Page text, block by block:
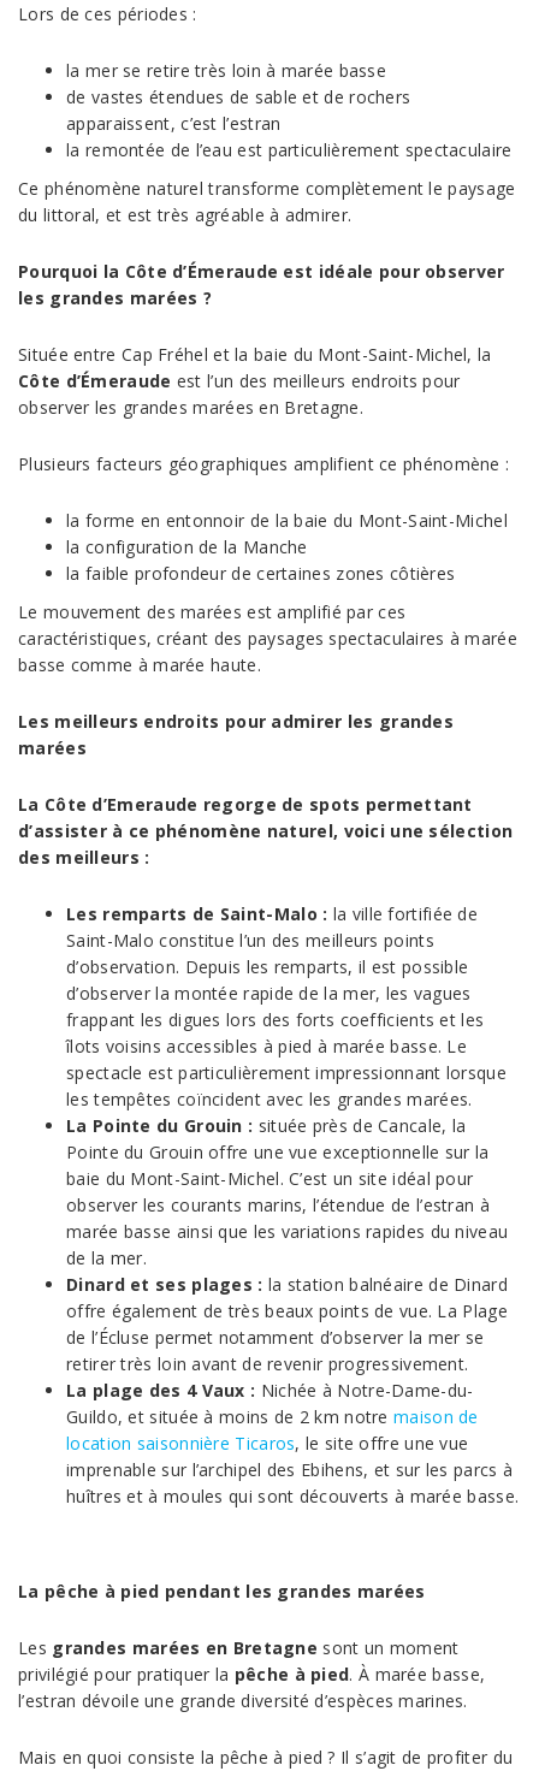
Lors de ces périodes :
la mer se retire très loin à marée basse
de vastes étendues de sable et de rochers
apparaissent, c’est l’estran
la remontée de l’eau est particulièrement spectaculaire
Ce phénomène naturel transforme complètement le paysage
du littoral, et est très agréable à admirer.
Pourquoi la Côte d’Émeraude est idéale pour observer
les grandes marées ?
Située entre Cap Fréhel et la baie du Mont-Saint-Michel, la
Côte d’Émeraude est l’un des meilleurs endroits pour
observer les grandes marées en Bretagne.
Plusieurs facteurs géographiques amplifient ce phénomène :
la forme en entonnoir de la baie du Mont-Saint-Michel
la configuration de la Manche
la faible profondeur de certaines zones côtières
Le mouvement des marées est amplifié par ces
caractéristiques, créant des paysages spectaculaires à marée
basse comme à marée haute.
Les meilleurs endroits pour admirer les grandes
marées
La Côte d’Emeraude regorge de spots permettant
d’assister à ce phénomène naturel, voici une sélection
des meilleurs :
Les remparts de Saint-Malo : la ville fortifiée de
Saint-Malo constitue l’un des meilleurs points
d’observation. Depuis les remparts, il est possible
d’observer la montée rapide de la mer, les vagues
frappant les digues lors des forts coefficients et les
îlots voisins accessibles à pied à marée basse. Le
spectacle est particulièrement impressionnant lorsque
les tempêtes coïncident avec les grandes marées.
La Pointe du Grouin : située près de Cancale, la
Pointe du Grouin offre une vue exceptionnelle sur la
baie du Mont-Saint-Michel. C’est un site idéal pour
observer les courants marins, l’étendue de l’estran à
marée basse ainsi que les variations rapides du niveau
de la mer.
Dinard et ses plages : la station balnéaire de Dinard
offre également de très beaux points de vue. La Plage
de l’Écluse permet notamment d’observer la mer se
retirer très loin avant de revenir progressivement.
La plage des 4 Vaux : Nichée à Notre-Dame-du-
Guildo, et située à moins de 2 km notremaison de
location saisonnière Ticaros, le site offre une vue
imprenable sur l’archipel des Ebihens, et sur les parcs à
huîtres et à moules qui sont découverts à marée basse.
La pêche à pied pendant les grandes marées
Les grandes marées en Bretagne sont un moment
privilégié pour pratiquer la pêche à pied. À marée basse,
l’estran dévoile une grande diversité d’espèces marines.
Mais en quoi consiste la pêche à pied ? Il s’agit de profiter du